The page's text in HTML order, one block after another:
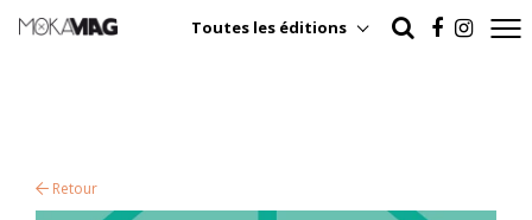
Toutes les éditions
Retour